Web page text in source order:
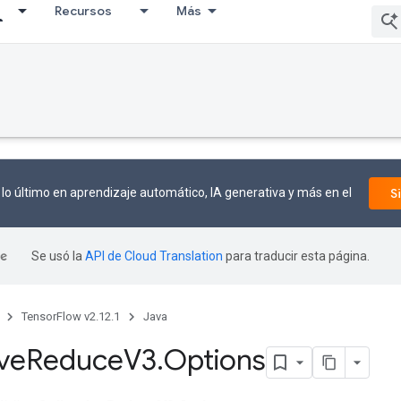
Recursos Más
último en aprendizaje automático, IA generativa y más en el
Se usó la API de Cloud Translation para traducir esta página.
TensorFlow v2.12.1 Java
ReduceV3.Options